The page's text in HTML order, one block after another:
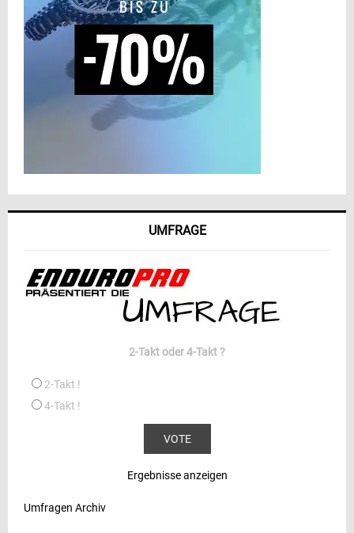
UMFRAGE
2-Takt oder 4-Takt ?
2-Takt !
4-Takt !
Ergebnisse anzeigen
Umfragen Archiv